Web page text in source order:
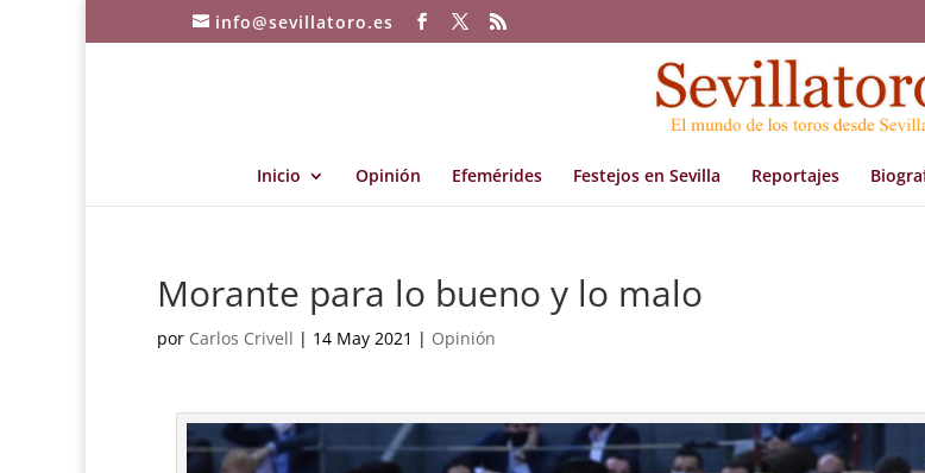
info@sevillatoro.es
Inicio Opinión Efemérides Festejos en Sevilla Reportajes
Morante para lo bueno y lo malo
por Carlos Crivell | 14 May 2021 | Opinión